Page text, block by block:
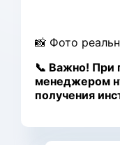
📸 Фото
📞 Важно! При
менеджером
получения